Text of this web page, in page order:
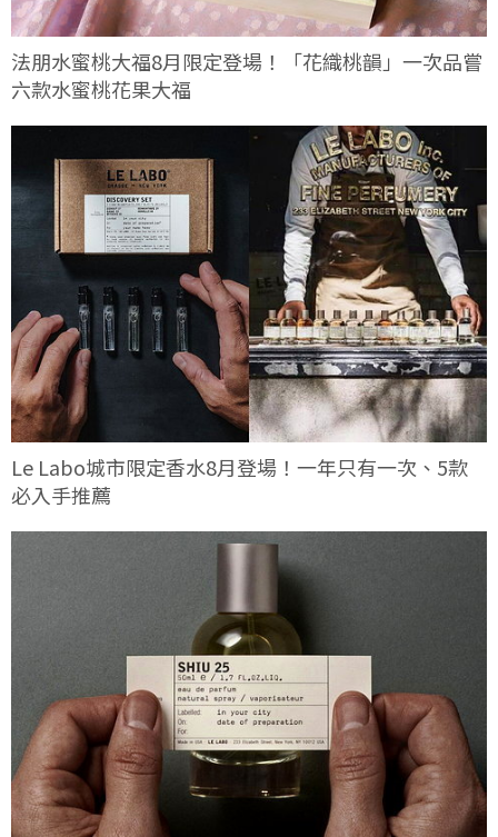
法朋水蜜桃大福8月限定登場！「花織桃韻」一次品嘗
六款水蜜桃花果大福
Le Labo城市限定香水8月登場！一年只有一次、5款
必入手推薦